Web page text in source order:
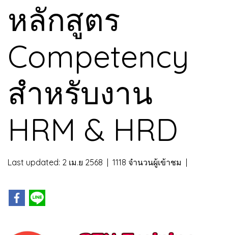
หลักสูตร
Competency
สำหรับงาน
HRM & HRD
Last updated: 2 เม.ย 2568 1118 จำนวนผู้เข้าชม